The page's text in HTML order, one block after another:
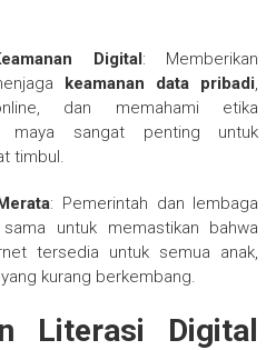
Digital: Memberikan
keamanan data pribadi,
dan memahami etika
maya sangat penting untuk
timbul.
: Pemerintah dan lembaga
untuk memastikan bahwa
tersedia untuk semua anak,
kurang berkembang.
Literasi Digital